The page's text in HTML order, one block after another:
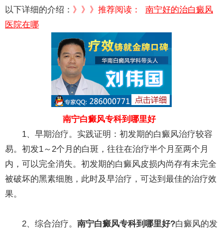
以下详细的介绍： 》》》推荐阅读：
南宁好的治白癜风
医院在哪
南宁白癜风专科到哪里好
1、早期治疗。实践证明：初发期的白癜风治疗较容
易。初发1～2个月的白斑，往往在治疗半个月至两个月
内，可以完全消失。初发期的白癜风皮损内尚存有未完全
被破坏的黑素细胞，此时及早治疗，可达到最佳的治疗效
果。
2、综合治疗。 南宁白癜风专科到哪里好?白癜风的发